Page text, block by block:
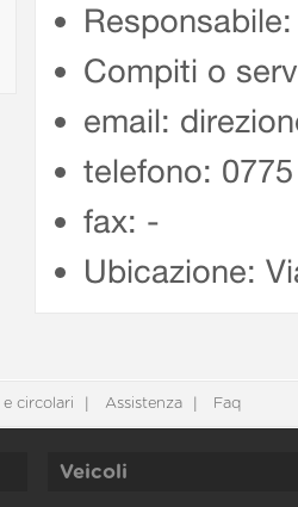
Compiti o
email:
telefono:
fax: -
Ubicazione:
e circolari Assistenza Faq
Veicoli